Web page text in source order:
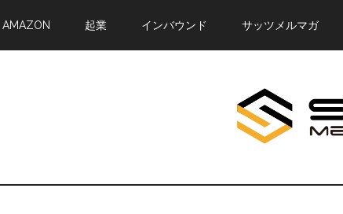
AMAZON 起業 インバウンド サッツメルマガ